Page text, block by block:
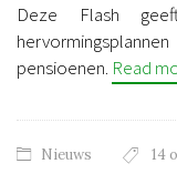
Deze Flash
pensioenen. Read
Nieuws 14